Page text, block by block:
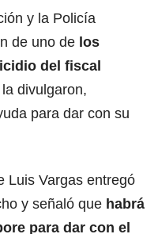
y la Policía
de uno de los
del fiscal
divulgaron,
para dar con su
Luis Vargas entregó
y señaló que habrá
para dar con el